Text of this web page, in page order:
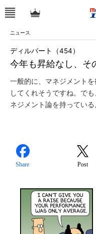
ニュース
今年も昇給なし、
ディルバート（454）
一般的に、マネジメント
してくれそうですね。で
ネジメント論を持っている
Share Post